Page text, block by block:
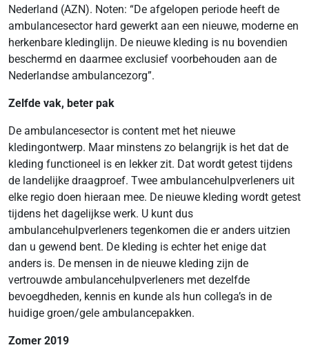
Nederland (AZN). Noten: “De afgelopen periode heeft de
ambulancesector hard gewerkt aan een nieuwe, moderne en
herkenbare kledinglijn. De nieuwe kleding is nu bovendien
beschermd en daarmee exclusief voorbehouden aan de
Nederlandse ambulancezorg”.
Zelfde vak, beter pak
De ambulancesector is content met het nieuwe
kledingontwerp. Maar minstens zo belangrijk is het dat de
kleding functioneel is en lekker zit. Dat wordt getest tijdens
de landelijke draagproef. Twee ambulancehulpverleners uit
elke regio doen hieraan mee. De nieuwe kleding wordt getest
tijdens het dagelijkse werk. U kunt dus
ambulancehulpverleners tegenkomen die er anders uitzien
dan u gewend bent. De kleding is echter het enige dat
anders is. De mensen in de nieuwe kleding zijn de
vertrouwde ambulancehulpverleners met dezelfde
bevoegdheden, kennis en kunde als hun collega’s in de
huidige groen/gele ambulancepakken.
Zomer 2019